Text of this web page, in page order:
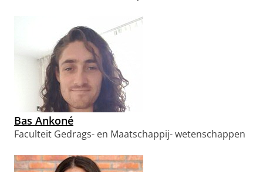
Bas Ankoné
Faculteit Gedrags- en Maatschappij- wetenschappen